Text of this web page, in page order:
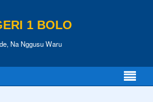
1 BOLO
Na Nggusu Waru